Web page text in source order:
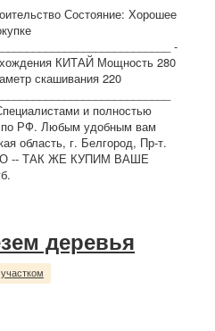
Состояние: Хорошее
-
КИТАЙ Мощность 280
скашивания 220
и полностью
по РФ. Любым удобным вам
область, г. Белгород, Пр-т.
-- ТАК ЖЕ КУПИМ ВАШЕ
деревья